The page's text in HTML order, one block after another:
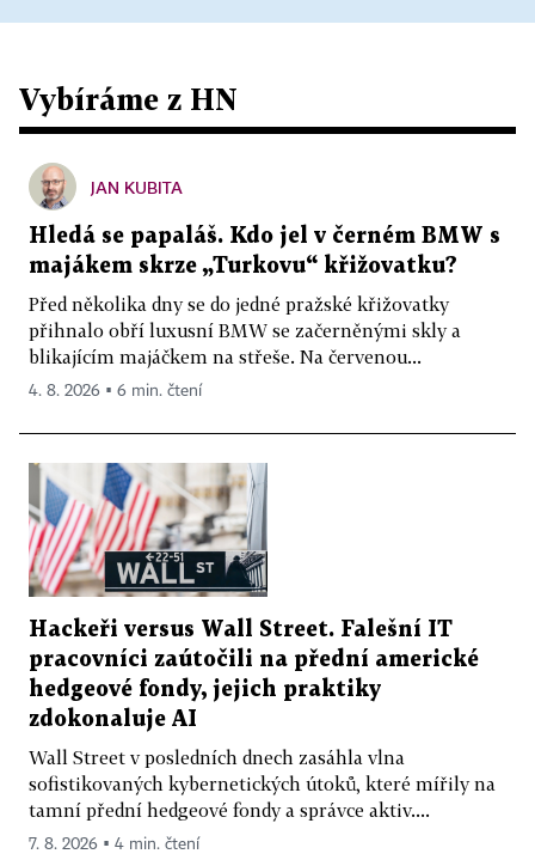
Vybíráme z HN
JAN KUBITA
Hledá se papaláš. Kdo jel v černém BMW s
majákem skrze „Turkovu“ křižovatku?
Před několika dny se do jedné pražské křižovatky
přihnalo obří luxusní BMW se začerněnými skly a
blikajícím majáčkem na střeše. Na červenou...
4. 8. 2026 ▪ 6 min. čtení
Hackeři versus Wall Street. Falešní IT
pracovníci zaútočili na přední americké
hedgeové fondy, jejich praktiky
zdokonaluje AI
Wall Street v posledních dnech zasáhla vlna
sofistikovaných kybernetických útoků, které mířily na
tamní přední hedgeové fondy a správce aktiv....
7. 8. 2026 ▪ 4 min. čtení